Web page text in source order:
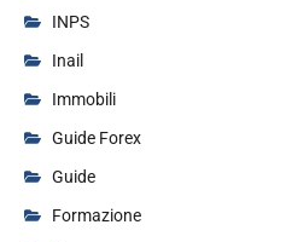
INPS
Inail
Immobili
Guide Forex
Guide
Formazione